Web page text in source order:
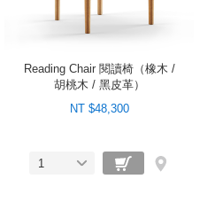
Reading Chair 閱讀椅（橡木 /
胡桃木 / 黑皮革）
NT $48,300
1